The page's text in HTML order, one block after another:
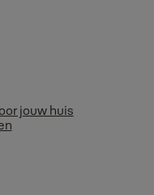
jouw huis